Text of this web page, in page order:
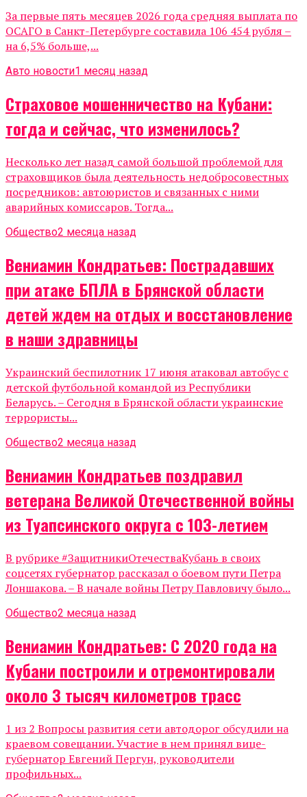
За первые пять месяцев 2026 года средняя выплата по
ОСАГО в Санкт-Петербурге составила 106 454 рубля –
на 6,5% больше,...
Авто новости1 месяц назад
Страховое мошенничество на Кубани:
тогда и сейчас, что изменилось?
Несколько лет назад самой большой проблемой для
страховщиков была деятельность недобросовестных
посредников: автоюристов и связанных с ними
аварийных комиссаров. Тогда...
Общество2 месяца назад
Вениамин Кондратьев: Пострадавших
при атаке БПЛА в Брянской области
детей ждем на отдых и восстановление
в наши здравницы
Украинский беспилотник 17 июня атаковал автобус с
детской футбольной командой из Республики
Беларусь. – Сегодня в Брянской области украинские
террористы...
Общество2 месяца назад
Вениамин Кондратьев поздравил
ветерана Великой Отечественной войны
из Туапсинского округа с 103-летием
В рубрике #ЗащитникиОтечестваКубань в своих
соцсетях губернатор рассказал о боевом пути Петра
Лоншакова. – В начале войны Петру Павловичу было...
Общество2 месяца назад
Вениамин Кондратьев: С 2020 года на
Кубани построили и отремонтировали
около 3 тысяч километров трасс
1 из 2 Вопросы развития сети автодорог обсудили на
краевом совещании. Участие в нем принял вице-
губернатор Евгений Пергун, руководители
профильных...